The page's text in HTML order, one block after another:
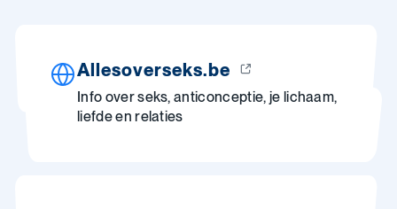
Allesoverseks.be
Info over seks, anticonceptie, je lichaam,
liefde en relaties